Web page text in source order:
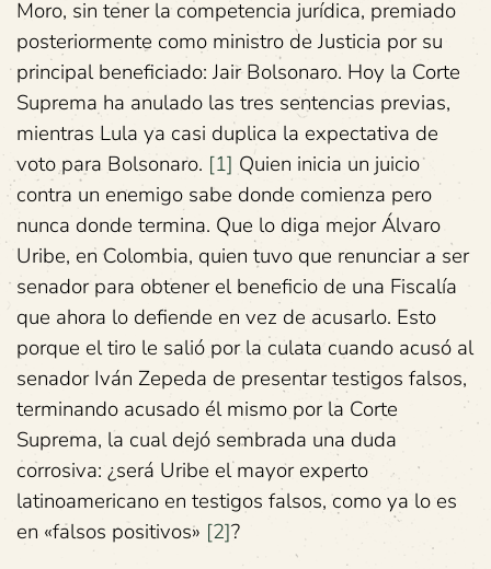
Moro, sin tener la competencia jurídica, premiado
posteriormente como ministro de Justicia por su
principal beneficiado: Jair Bolsonaro. Hoy la Corte
Suprema ha anulado las tres sentencias previas,
mientras Lula ya casi duplica la expectativa de
voto para Bolsonaro. [1] Quien inicia un juicio
contra un enemigo sabe donde comienza pero
nunca donde termina. Que lo diga mejor Álvaro
Uribe, en Colombia, quien tuvo que renunciar a ser
senador para obtener el beneficio de una Fiscalía
que ahora lo defiende en vez de acusarlo. Esto
porque el tiro le salió por la culata cuando acusó al
senador Iván Zepeda de presentar testigos falsos,
terminando acusado él mismo por la Corte
Suprema, la cual dejó sembrada una duda
corrosiva: ¿será Uribe el mayor experto
latinoamericano en testigos falsos, como ya lo es
en «falsos positivos» [2]?